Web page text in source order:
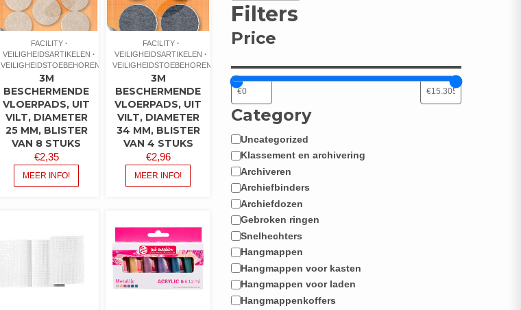
FACILITY
VEILIGHEIDSARTIKELEN
VEILIGHEIDSTOEBEHOREN
3M
BESCHERMENDE
VLOERPADS, UIT
VILT, DIAMETER
25 MM, BLISTER
VAN 8 STUKS
€2,35
MEER INFO!
FACILITY
VEILIGHEIDSARTIKELEN
VEILIGHEIDSTOEBEHOREN
3M
BESCHERMENDE
VLOERPADS, UIT
VILT, DIAMETER
34 MM, BLISTER
VAN 4 STUKS
€2,96
MEER INFO!
Filters
Price
Category
Categorie
Uncategorized
Klassement en archivering
Archiveren
Archiefbinders
Archiefdozen
Gebroken ringen
Snelhechters
Hangmappen
Hangmappen voor kasten
Hangmappen voor laden
Hangmappenkoffers